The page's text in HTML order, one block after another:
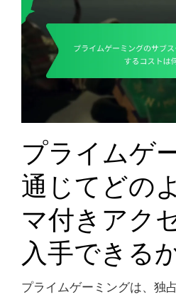
プライムゲ
通じてどの
マ付きアク
入手できる
プライムゲーミングは、独